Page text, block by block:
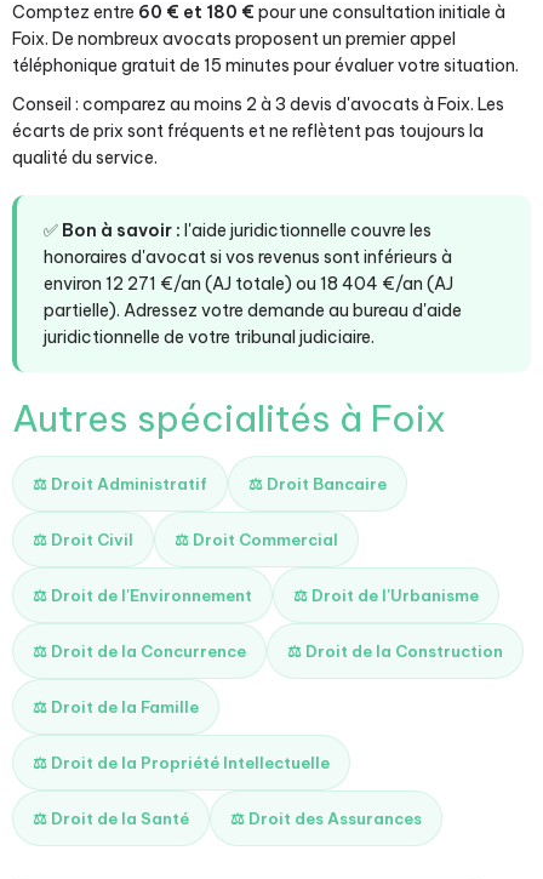
Comptez entre 60 € et 180 € pour une consultation initiale à
Foix. De nombreux avocats proposent un premier appel
téléphonique gratuit de 15 minutes pour évaluer votre situation.
Conseil : comparez au moins 2 à 3 devis d'avocats à Foix. Les
écarts de prix sont fréquents et ne reflètent pas toujours la
qualité du service.
✅ Bon à savoir : l'aide juridictionnelle couvre les
honoraires d'avocat si vos revenus sont inférieurs à
environ 12 271 €/an (AJ totale) ou 18 404 €/an (AJ
partielle). Adressez votre demande au bureau d'aide
juridictionnelle de votre tribunal judiciaire.
Autres spécialités à Foix
⚖️ Droit Administratif ⚖️ Droit Bancaire
⚖️ Droit Civil ⚖️ Droit Commercial
⚖️ Droit de l'Environnement ⚖️ Droit de l'Urbanisme
⚖️ Droit de la Concurrence ⚖️ Droit de la Construction
⚖️ Droit de la Famille
⚖️ Droit de la Propriété Intellectuelle
⚖️ Droit de la Santé ⚖️ Droit des Assurances